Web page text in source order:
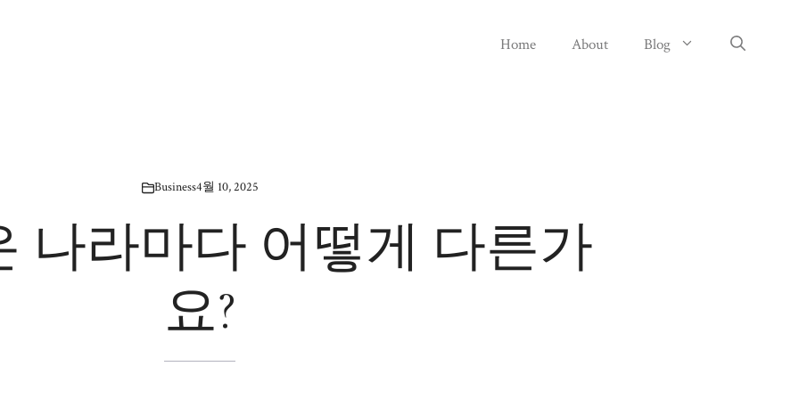
Home About Blog
Business4월 10, 2025
나라마다 어떻게 다른가
요?